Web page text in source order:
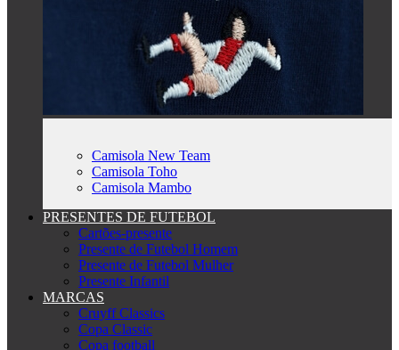
Camisola New Team
Camisola Toho
Camisola Mambo
PRESENTES DE FUTEBOL
Cartões-presente
Presente de Futebol Homem
Presente de Futebol Mulher
Presente Infantil
MARCAS
Cruyff Classics
Copa Classic
Copa football